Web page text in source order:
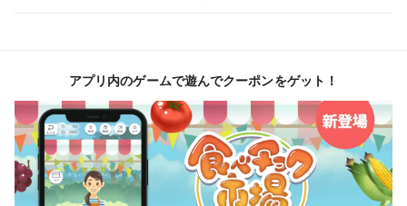
アプリ内のゲームで遊んでクーポンをゲット！